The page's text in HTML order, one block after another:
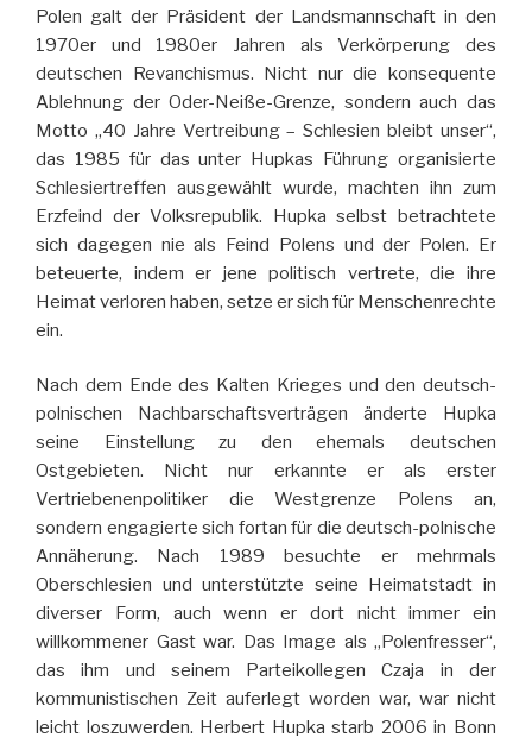
Polen galt der Präsident der Landsmannschaft in den
1970er und 1980er Jahren als Verkörperung des
deutschen Revanchismus. Nicht nur die konsequente
Ablehnung der Oder-Neiße-Grenze, sondern auch das
Motto „40 Jahre Vertreibung – Schlesien bleibt unser“,
das 1985 für das unter Hupkas Führung organisierte
Schlesiertreffen ausgewählt wurde, machten ihn zum
Erzfeind der Volksrepublik. Hupka selbst betrachtete
sich dagegen nie als Feind Polens und der Polen. Er
beteuerte, indem er jene politisch vertrete, die ihre
Heimat verloren haben, setze er sich für Menschenrechte
ein.
Nach dem Ende des Kalten Krieges und den deutsch-
polnischen Nachbarschaftsverträgen änderte Hupka
seine Einstellung zu den ehemals deutschen
Ostgebieten. Nicht nur erkannte er als erster
Vertriebenenpolitiker die Westgrenze Polens an,
sondern engagierte sich fortan für die deutsch-polnische
Annäherung. Nach 1989 besuchte er mehrmals
Oberschlesien und unterstützte seine Heimatstadt in
diverser Form, auch wenn er dort nicht immer ein
willkommener Gast war. Das Image als „Polenfresser“,
das ihm und seinem Parteikollegen Czaja in der
kommunistischen Zeit auferlegt worden war, war nicht
leicht loszuwerden. Herbert Hupka starb 2006 in Bonn